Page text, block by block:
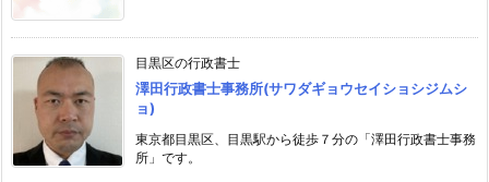
目黒区の行政書士
澤田行政書士事務所(サワダギョウセイショシジムシ
ョ)
東京都目黒区、目黒駅から徒歩７分の「澤田行政書士事務
所」です。